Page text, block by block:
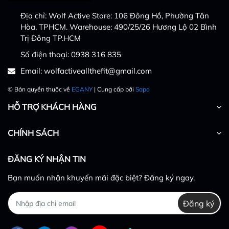
còn mang lại vẻ ngoài lịch lãm, gọn gàng.
Tất cả trường hợp khác sẽ được tính phí ship cụ thể :
Ship chiều đi 100% chi phí, và 50% phí ship chiều
về ( phí ship đổi hàng cụ thể theo địa chỉ của
khách, Wolf Active sẽ tư vấn cụ thể theo từng
trường hợp
Trong trường hợp Quý Khách hàng có ý kiến đóng
Khách hàng vui lòng liên hệ đường dây chăm sóc khách
Trân trọng,
Đội ngũ Wolf Active
Địa chỉ: Wolf Active Store: 106 Đông Hồ, Phường Tân
Hòa, TPHCM. Warehouse: 490/25/26 Hương Lộ 02 Bình
Trị Đông TP.HCM
Số điện thoại: 0938 316 835
Email: wolfactiveallthefit@gmail.com
© Bản quyền thuộc về EGANY| Cung cấp bởi Sapo
HỖ TRỢ KHÁCH HÀNG
CHÍNH SÁCH
ĐĂNG KÝ NHẬN TIN
Bạn muốn nhận khuyến mãi đặc biệt? Đăng ký ngay.
Đăng ký